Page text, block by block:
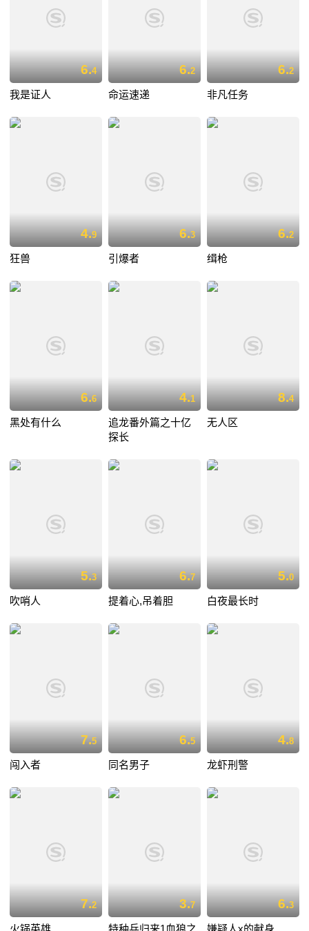
6.4
我是证人
6.2
命运速递
6.2
非凡任务
4.9
狂兽
6.3
引爆者
6.2
缉枪
6.6
黑处有什么
4.1
追龙番外篇之十亿
探长
8.4
无人区
5.3
吹哨人
6.7
提着心,吊着胆
5.0
白夜最长时
7.5
闯入者
6.5
同名男子
4.8
龙虾刑警
7.2 3.7 6.3